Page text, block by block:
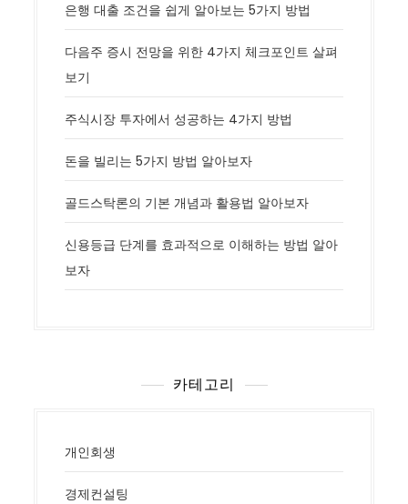
은행 대출 조건을 쉽게 알아보는 5가지 방법
다음주 증시 전망을 위한 4가지 체크포인트 살펴
보기
주식시장 투자에서 성공하는 4가지 방법
돈을 빌리는 5가지 방법 알아보자
골드스탁론의 기본 개념과 활용법 알아보자
신용등급 단계를 효과적으로 이해하는 방법 알아
보자
카테고리
개인회생
경제컨설팅